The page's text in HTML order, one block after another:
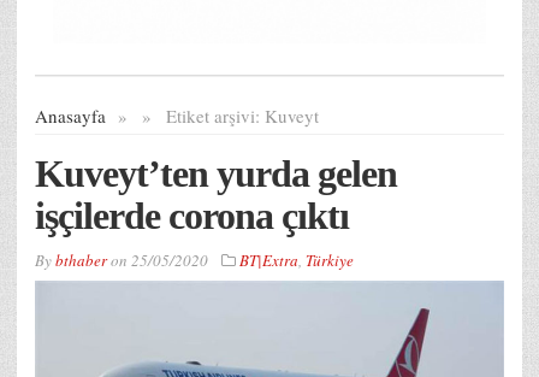
Anasayfa » Etiket arşivi:
» Kuveyt
Kuveyt’ten yurda gelen
işçilerde corona çıktı
Bybthaberon 25/05/2020 BT|Extra, Türkiye